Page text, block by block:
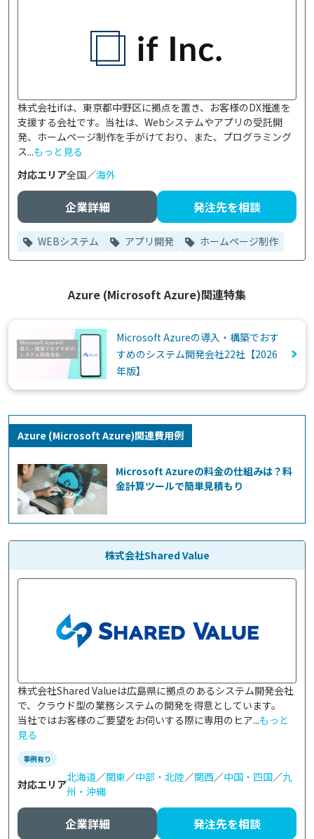
株式会社ifは、東京都中野区に拠点を置き、お客様のDX推進を
支援する会社です。当社は、Webシステムやアプリの受託開
発、ホームページ制作を手がけており、また、プログラミング
ス...もっと見る
対応エリア全国／海外
企業詳細 発注先を相談
WEBシステム アプリ開発 ホームページ制作
Azure (Microsoft Azure)関連特集
Microsoft Azureの導入・構築でおす
すめのシステム開発会社22社【2026
年版】
Azure (Microsoft Azure)関連費用例
Microsoft Azureの料金の仕組みは？料
金計算ツールで簡単見積もり
株式会社Shared Value
株式会社Shared Valueは広島県に拠点のあるシステム開発会社
で、クラウド型の業務システムの開発を得意としています。
当社ではお客様のご要望をお伺いする際に専用のヒア...もっと
見る
事例有り
対応エリア
北海道／関東／中部・北陸／関西／中国・四国／九
州・沖縄
企業詳細 発注先を相談